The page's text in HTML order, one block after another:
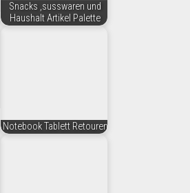
Snacks ,susswaren und
Haushalt Artikel Palette
Notebook Tablett Retouren